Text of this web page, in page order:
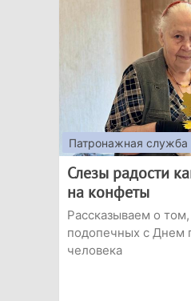
Патронажная служба
Слезы радости
на конфеты
Рассказываем о
подопечных с Днем
человека